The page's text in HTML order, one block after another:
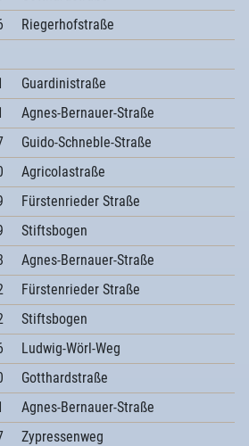
Riegerhofstraße
Guardinistraße
Agnes-Bernauer-Straße
Guido-Schneble-Straße
Agricolastraße
Fürstenrieder Straße
Stiftsbogen
Agnes-Bernauer-Straße
Fürstenrieder Straße
Stiftsbogen
Ludwig-Wörl-Weg
Gotthardstraße
Agnes-Bernauer-Straße
Zypressenweg